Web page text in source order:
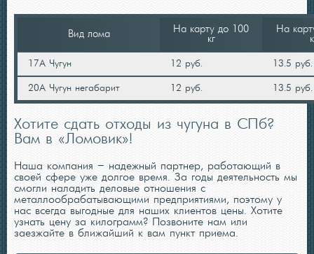
Вид лома
На карту до 100
кг
На
17А Чугун 12 руб. 13.5 руб.
20А Чугун негабарит 12 руб. 13.5 руб.
Хотите сдать отходы из чугуна в СПб?
Вам в «Ломовик»!
Наша компания – надежный партнер, работающий в
своей сфере уже долгое время. За годы деятельность мы
смогли наладить деловые отношения с
металлообрабатывающими предприятиями, поэтому у
нас всегда выгодные для наших клиентов цены. Хотите
узнать цену за килограмм? Позвоните нам или
заезжайте в ближайший к вам пункт приема.